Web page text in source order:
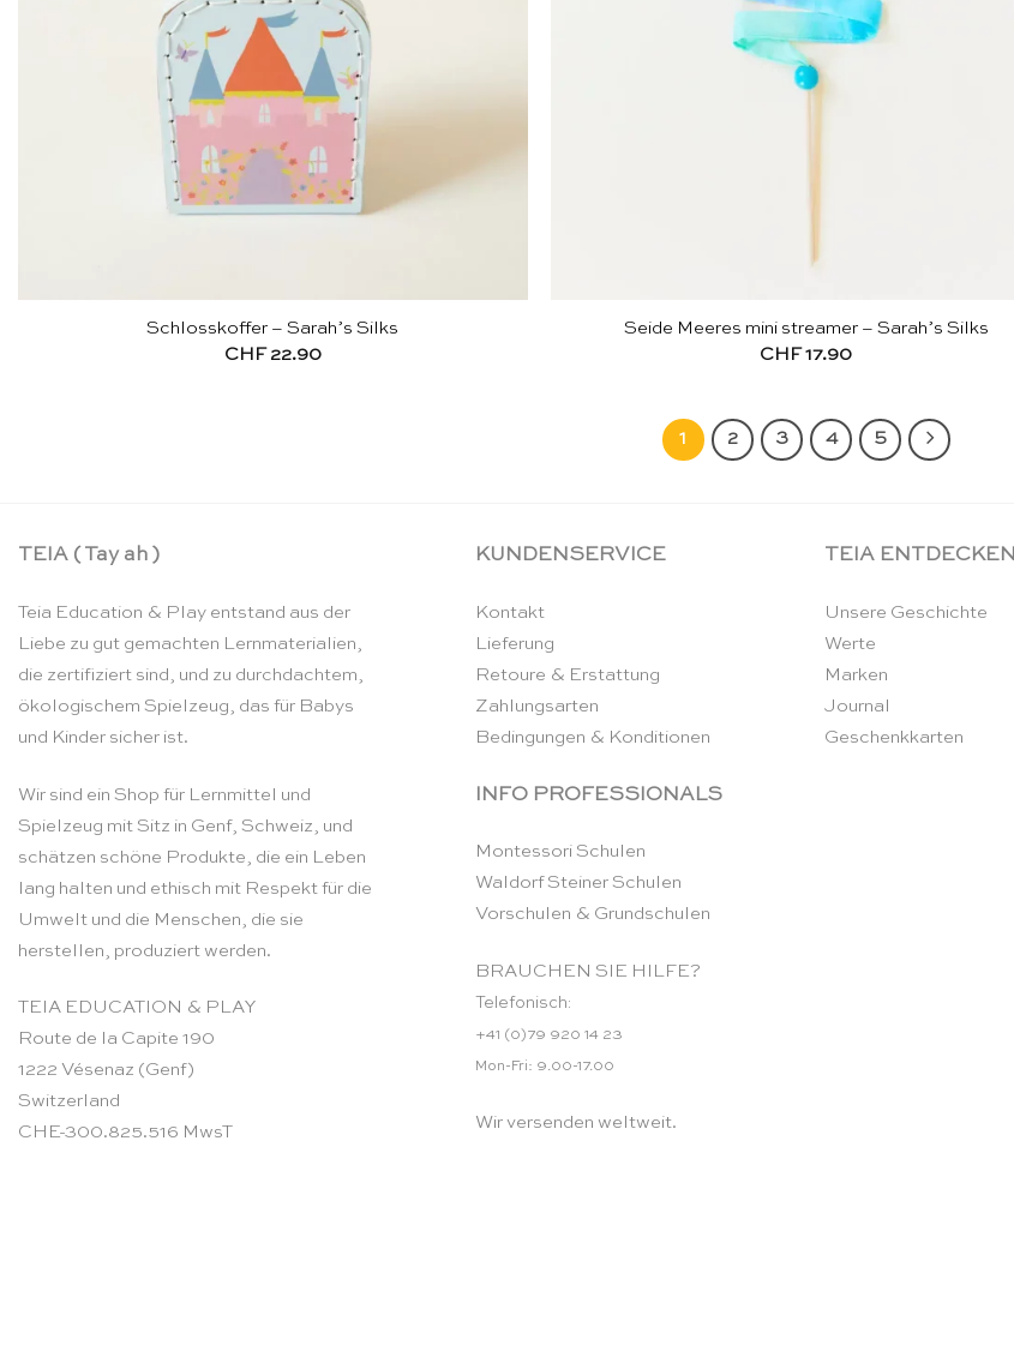
Schlosskoffer – Sarah’s Silks
CHF22.90
Seide Meeres mini streamer – Sarah’s Silks
CHF17.90
1 2 3 4 5
TEIA ( Tay ah )
Teia Education & Play entstand aus der
Liebe zu gut gemachten Lernmaterialien,
die zertifiziert sind, und zu durchdachtem,
ökologischem Spielzeug, das für Babys
und Kinder sicher ist.
Wir sind ein Shop für Lernmittel und
Spielzeug mit Sitz in Genf, Schweiz, und
schätzen schöne Produkte, die ein Leben
lang halten und ethisch mit Respekt für die
Umwelt und die Menschen, die sie
herstellen, produziert werden.
TEIA EDUCATION & PLAY
Route de la Capite 190
1222 Vésenaz (Genf)
Switzerland
CHE-300.825.516 MwsT
KUNDENSERVICE
Kontakt
Lieferung
Retoure & Erstattung
Zahlungsarten
Bedingungen & Konditionen
INFO PROFESSIONALS
Montessori Schulen
Waldorf Steiner Schulen
Vorschulen & Grundschulen
BRAUCHEN SIE HILFE?
Telefonisch:
+41 (0)79 920 14 23
Mon-Fri: 9.00-17.00
Wir versenden weltweit.
TEIA ENTDECKEN
Unsere Geschichte
Werte
Marken
Journal
Geschenkkarten